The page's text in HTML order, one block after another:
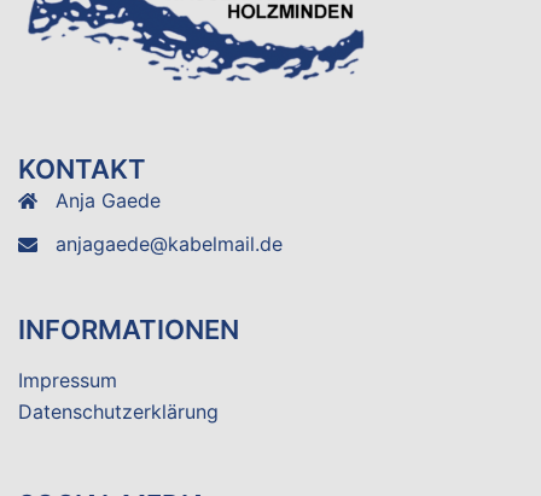
KONTAKT
Anja Gaede
anjagaede@kabelmail.de
INFORMATIONEN
Impressum
Datenschutzerklärung